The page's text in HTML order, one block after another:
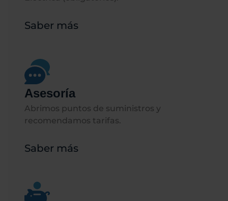
Saber más
Asesoría
Abrimos puntos de suministros y
recomendamos tarifas.
Saber más